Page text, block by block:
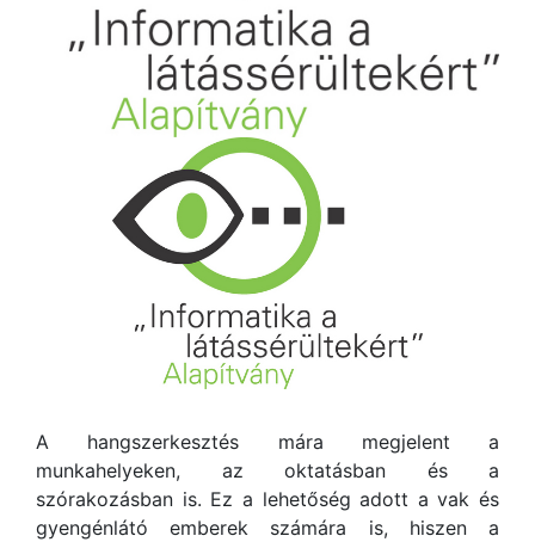
A hangszerkesztés mára megjelent a
munkahelyeken, az oktatásban és a
szórakozásban is. Ez a lehetőség adott a vak és
gyengénlátó emberek számára is, hiszen a